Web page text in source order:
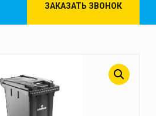
ЗАКАЗАТЬ ЗВОНОК